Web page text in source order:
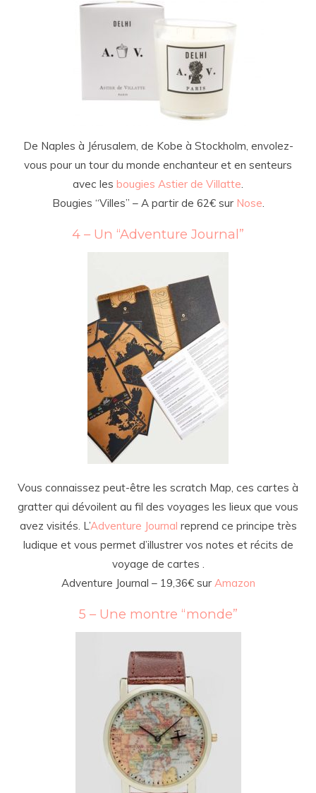
De Naples à Jérusalem, de Kobe à Stockholm, envolez-
vous pour un tour du monde enchanteur et en senteurs
avec les bougies Astier de Villatte.
Bougies “Villes” – A partir de 62€ sur Nose.
4 – Un “Adventure Journal”
Vous connaissez peut-être les scratch Map, ces cartes à
gratter qui dévoilent au fil des voyages les lieux que vous
avez visités. L’Adventure Journal reprend ce principe très
ludique et vous permet d’illustrer vos notes et récits de
voyage de cartes .
Adventure Journal – 19,36€ sur Amazon
5 – Une montre “monde”